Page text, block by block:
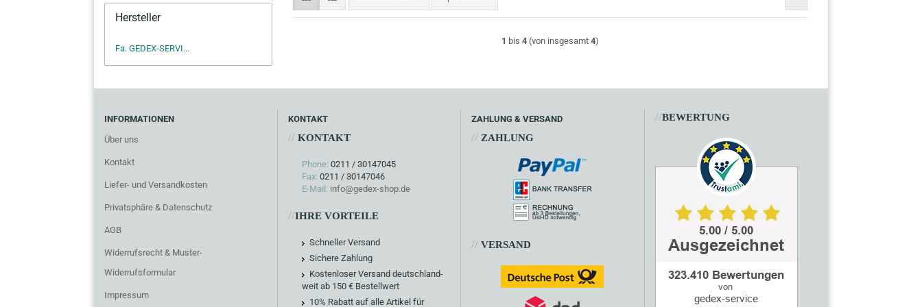
1 bis 4 (von insgesamt 4)
Hersteller
Fa. GEDEX-SERVI...
INFORMATIONEN
Über uns
Kontakt
Liefer- und Versandkosten
Privatsphäre & Datenschutz
AGB
Widerrufsrecht & Muster-
Widerrufsformular
Impressum
KONTAKT
//KONTAKT
Phone: 0211 / 30147045
Fax: 0211 / 30147046
E-Mail: info@gedex-shop.de
//IHRE VORTEILE
Schneller Versand
Sichere Zahlung
Kostenloser Versand deutschland-
weit ab 150 € Bestellwert
10% Rabatt auf alle Artikel für
ZAHLUNG & VERSAND
// ZAHLUNG
// VERSAND
//BEWERTUNG